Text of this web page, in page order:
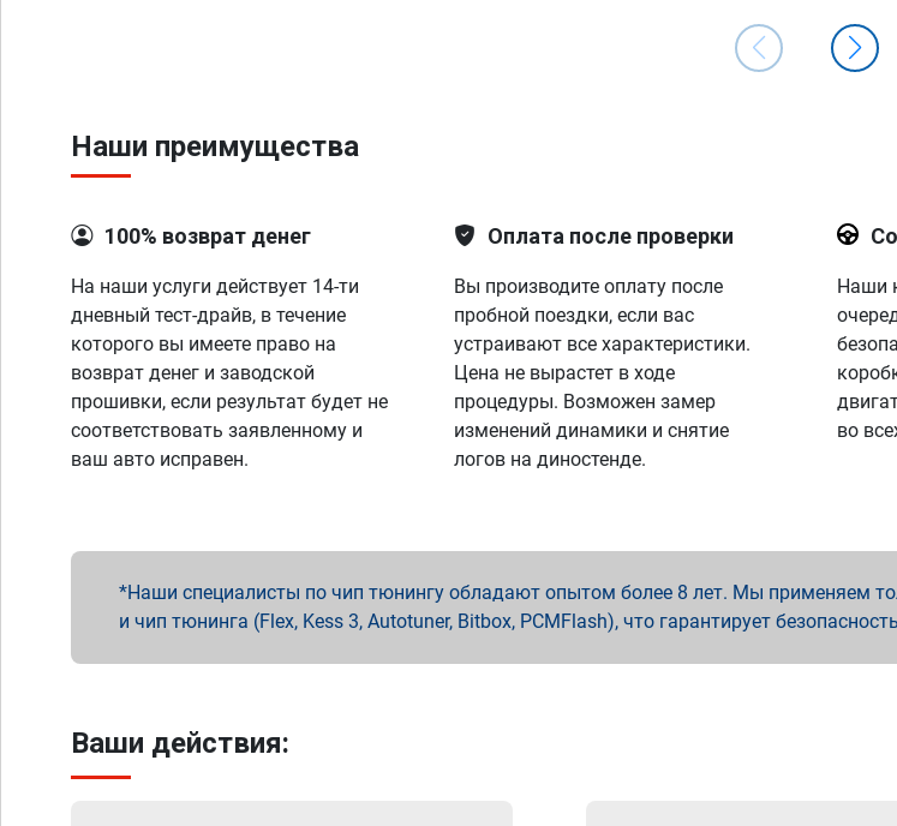
Наши преимущества
100% возврат денег
На наши услуги действует 14-ти
дневный тест-драйв, в течение
которого вы имеете право на
возврат денег и заводской
прошивки, если результат будет не
соответствовать заявленному и
ваш авто исправен.
Оплата после проверки
Вы производите оплату после
пробной поездки, если вас
устраивают все характеристики.
Цена не вырастет в ходе
процедуры. Возможен замер
изменений динамики и снятие
логов на диностенде.
Наши
во
Наши специалисты по чип тюнингу обладают опытом более 8 лет. Мы применяем
и чип тюнинга (Flex, Kess 3, Autotuner, Bitbox, PCMFlash), что гарантирует
Ваши действия: